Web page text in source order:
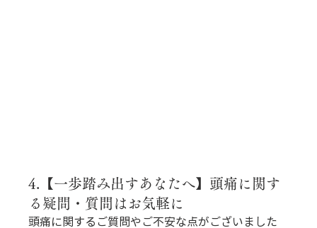
4.【一歩踏み出すあなたへ】頭痛に関す
る疑問・質問はお気軽に
頭痛に関するご質問やご不安な点がございました